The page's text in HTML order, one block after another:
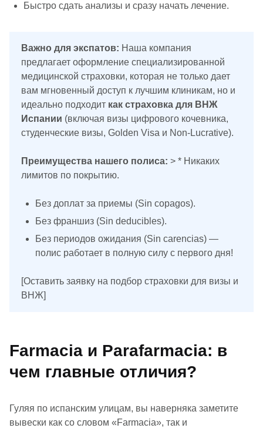
Быстро сдать анализы и сразу начать лечение.
Важно для экспатов: Наша компания
предлагает оформление специализированной
медицинской страховки, которая не только дает
вам мгновенный доступ к лучшим клиникам, но и
идеально подходит как страховка для ВНЖ
Испании (включая визы цифрового кочевника,
студенческие визы, Golden Visa и Non-Lucrative).
Преимущества нашего полиса: > * Никаких
лимитов по покрытию.
Без доплат за приемы (Sin copagos).
Без франшиз (Sin deducibles).
Без периодов ожидания (Sin carencias) —
полис работает в полную силу с первого дня!
[Оставить заявку на подбор страховки для визы и
ВНЖ]
Farmacia и Parafarmacia: в
чем главные отличия?
Гуляя по испанским улицам, вы наверняка заметите
вывески как со словом «Farmacia», так и